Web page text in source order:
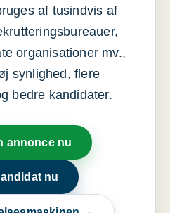
af tusindvis af
organisationer mv.,
synlighed, flere
bedre kandidater.
annonce nu
nu